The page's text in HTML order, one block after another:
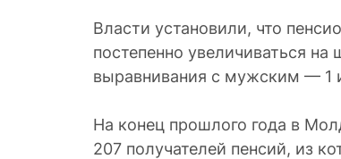
Власти установили, что
постепенно увеличиваться
выравнивания с мужским — 1
На конец прошлого года в
207 получателей пенсий, из